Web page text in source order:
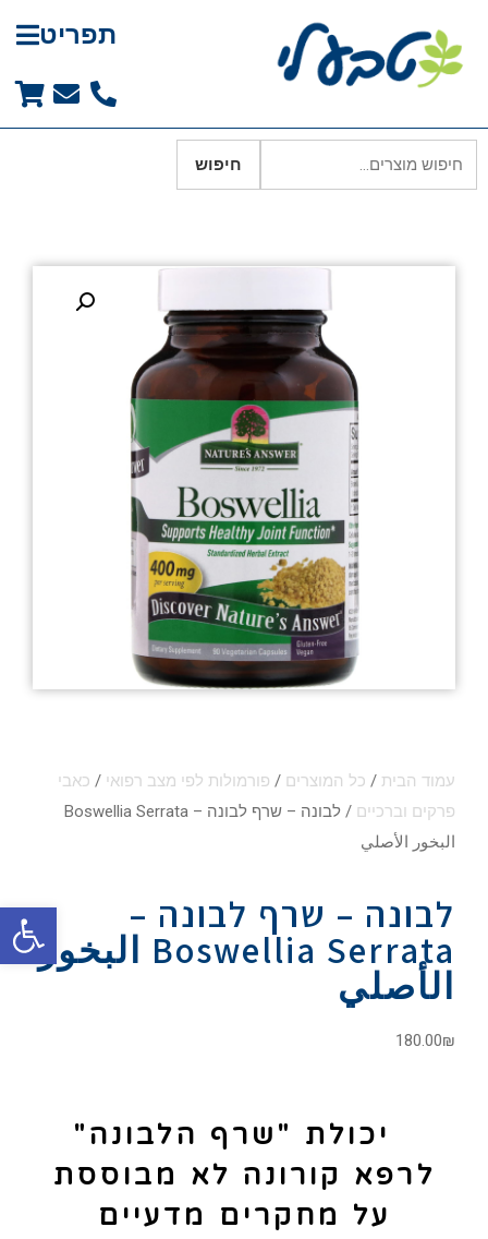
פתח
תפריט
חיפוש
עמוד הבית / כל המוצרים / פורמולות לפי מצב רפואי / כאבי
פרקים וברכיים
/ לבונה – שרף לבונה – Boswellia Serrata
البخور الأصلي
לבונה – שרף לבונה –
Boswellia Serrata البخور
الأصلي
180.00₪
יכולת "שרף הלבונה"
לרפא קורונה לא מבוססת
על מחקרים מדעיים